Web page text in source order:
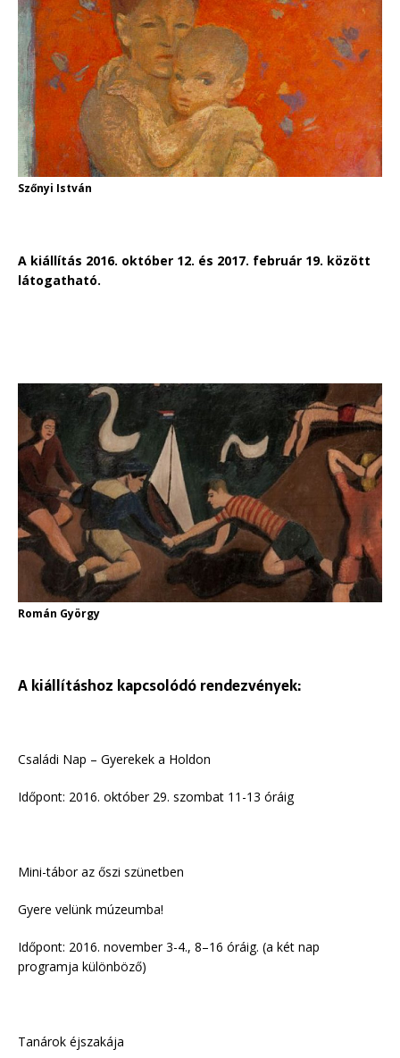
Szőnyi István
A kiállítás 2016. október 12. és 2017. február 19. között
látogatható.
Román György
A kiállításhoz kapcsolódó rendezvények:
Családi Nap – Gyerekek a Holdon
Időpont: 2016. október 29. szombat 11-13 óráig
Mini-tábor az őszi szünetben
Gyere velünk múzeumba!
Időpont: 2016. november 3-4., 8–16 óráig. (a két nap
programja különböző)
Tanárok éjszakája